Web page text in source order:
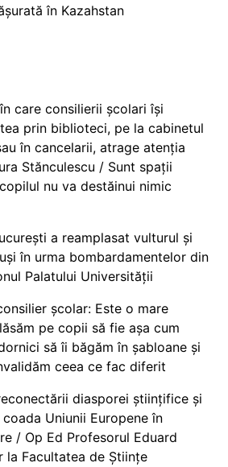
în Kazahstan
care consilierii școlari își
prin biblioteci, pe la cabinetul
în cancelarii, atrage atenția
Stănculescu / Sunt spații
nu va destăinui nimic
a reamplasat vulturul și
în urma bombardamentelor din
Palatului Universității
școlar: Este o mare
pe copii să fie așa cum
să îi băgăm în șabloane și
ceea ce fac diferit
diasporei științifice și
Uniunii Europene în
/ Op Ed Profesorul Eduard
la Facultatea de Științe